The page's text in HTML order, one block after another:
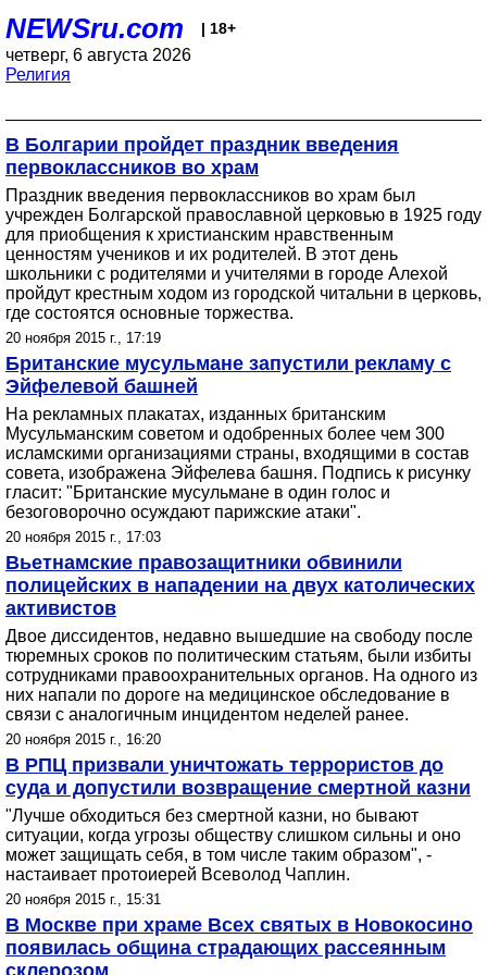
NEWSru.com | 18+
четверг, 6 августа 2026
Религия
В Болгарии пройдет праздник введения
первоклассников во храм
Праздник введения первоклассников во храм был
учрежден Болгарской православной церковью в 1925 году
для приобщения к христианским нравственным
ценностям учеников и их родителей. В этот день
школьники с родителями и учителями в городе Алехой
пройдут крестным ходом из городской читальни в церковь,
где состоятся основные торжества.
20 ноября 2015 г., 17:19
Британские мусульмане запустили рекламу с
Эйфелевой башней
На рекламных плакатах, изданных британским
Мусульманским советом и одобренных более чем 300
исламскими организациями страны, входящими в состав
совета, изображена Эйфелева башня. Подпись к рисунку
гласит: "Британские мусульмане в один голос и
безоговорочно осуждают парижские атаки".
20 ноября 2015 г., 17:03
Вьетнамские правозащитники обвинили
полицейских в нападении на двух католических
активистов
Двое диссидентов, недавно вышедшие на свободу после
тюремных сроков по политическим статьям, были избиты
сотрудниками правоохранительных органов. На одного из
них напали по дороге на медицинское обследование в
связи с аналогичным инцидентом неделей ранее.
20 ноября 2015 г., 16:20
В РПЦ призвали уничтожать террористов до
суда и допустили возвращение смертной казни
"Лучше обходиться без смертной казни, но бывают
ситуации, когда угрозы обществу слишком сильны и оно
может защищать себя, в том числе таким образом", -
настаивает протоиерей Всеволод Чаплин.
20 ноября 2015 г., 15:31
В Москве при храме Всех святых в Новокосино
появилась община страдающих рассеянным
склерозом